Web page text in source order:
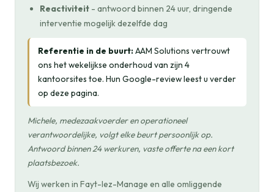
Reactiviteit - antwoord binnen 24 uur, dringende
interventie mogelijk dezelfde dag
Referentie in de buurt:AAM Solutions vertrouwt
ons het wekelijkse onderhoud van zijn 4
kantoorsites toe. Hun Google-review leest u verder
op deze pagina.
Michele, medezaakvoerder en operationeel
verantwoordelijke, volgt elke beurt persoonlijk op.
Antwoord binnen 24 werkuren, vaste offerte na een kort
plaatsbezoek.
Wij werken in Fayt-lez-Manage en alle omliggende